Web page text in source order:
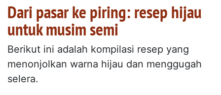
Dari pasar ke piring: resep hijau
untuk musim semi
Berikut ini adalah kompilasi resep yang
menonjolkan warna hijau dan menggugah
selera.